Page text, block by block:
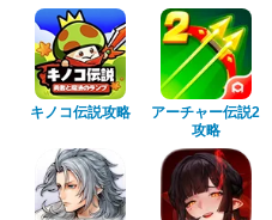
キノコ伝説攻略
アーチャー伝説2
攻略